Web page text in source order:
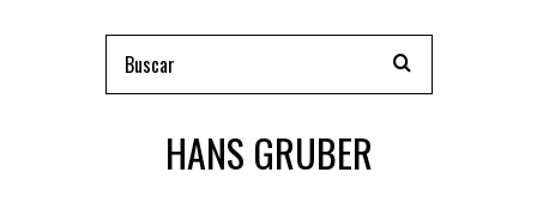
HANS GRUBER